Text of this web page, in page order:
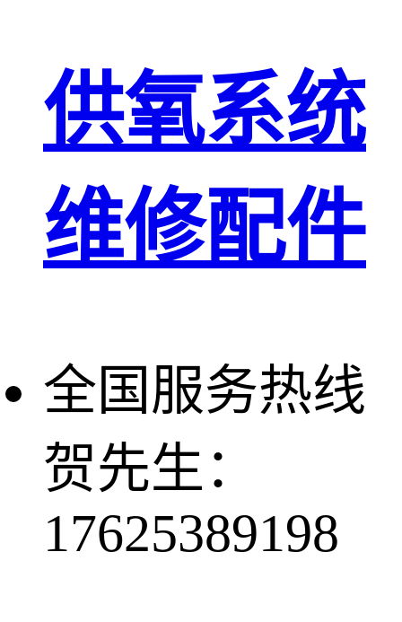
供氧系统
维修配件
全国服务热线
贺先生：
17625389198